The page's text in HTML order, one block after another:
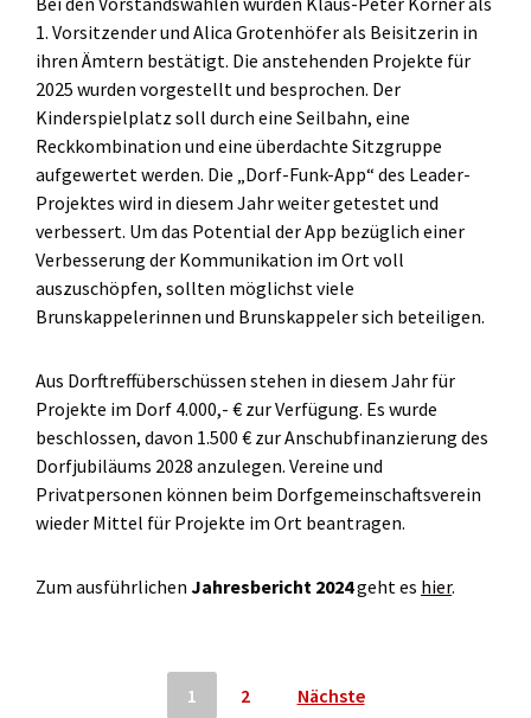
1. Vorsitzender und Alica Grotenhöfer als Beisitzerin in
ihren Ämtern bestätigt. Die anstehenden Projekte für
2025 wurden vorgestellt und besprochen. Der
Kinderspielplatz soll durch eine Seilbahn, eine
Reckkombination und eine überdachte Sitzgruppe
aufgewertet werden. Die „Dorf-Funk-App“ des Leader-
Projektes wird in diesem Jahr weiter getestet und
verbessert. Um das Potential der App bezüglich einer
Verbesserung der Kommunikation im Ort voll
auszuschöpfen, sollten möglichst viele
Brunskappelerinnen und Brunskappeler sich beteiligen.
Aus Dorftreffüberschüssen stehen in diesem Jahr für
Projekte im Dorf 4.000,- € zur Verfügung. Es wurde
beschlossen, davon 1.500 € zur Anschubfinanzierung des
Dorfjubiläums 2028 anzulegen. Vereine und
Privatpersonen können beim Dorfgemeinschaftsverein
wieder Mittel für Projekte im Ort beantragen.
Zum ausführlichen Jahresbericht 2024geht es hier.
Seitennummerierung
1 2 Nächste